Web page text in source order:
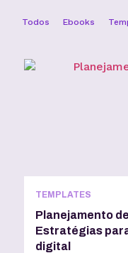
Todos Ebooks
TEMPLATES
Planejamento
Estratégias
digital